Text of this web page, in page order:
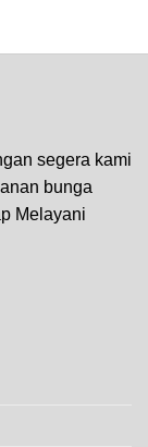
segera kami
bunga
Melayani